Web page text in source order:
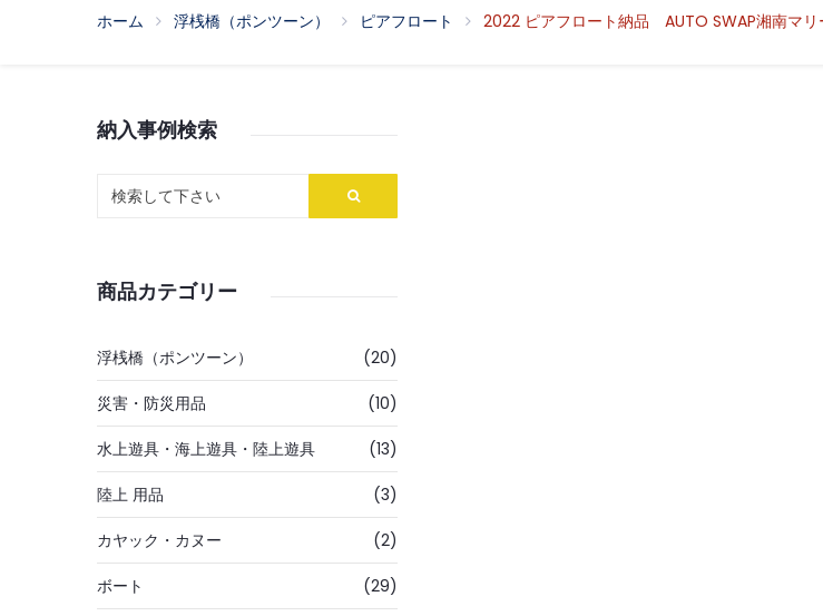
ホーム 浮桟橋（ポンツーン） ピアフロート 2022 ピアフロート納品 AUTO SWAP湘南マリ
納入事例検索
商品カテゴリー
浮桟橋（ポンツーン） (20)
災害・防災用品 (10)
水上遊具・海上遊具・陸上遊具 (13)
陸上 用品 (3)
カヤック・カヌー (2)
ボート (29)